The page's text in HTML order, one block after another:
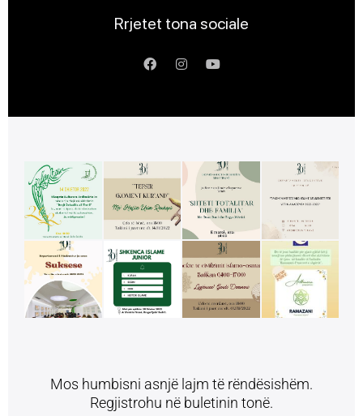
Rrjetet tona sociale
Mos humbisni asnjë lajm të rëndësishëm.
Regjistrohu në buletinin tonë.